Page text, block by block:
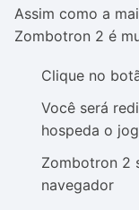
Assim como a
Zombotron 2 é
Clique no
Você será
hospeda o
Zombotron 2
navegador